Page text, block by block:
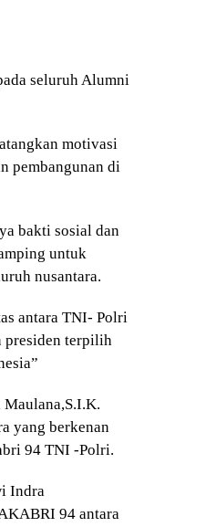
seluruh Alumni
motivasi
pembangunan di
bakti sosial dan
untuk
nusantara.
antara TNI- Polri
presiden terpilih
yang berkenan
94 TNI -Polri.
Indra
94 antara